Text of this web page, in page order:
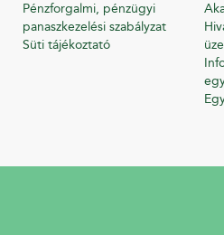
Pénzforgalmi, pénzügyi
panaszkezelési szabályzat
Süti tájékoztató